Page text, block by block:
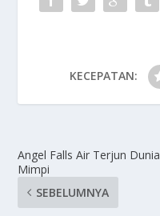
KECEPATAN:
Angel Falls Air Terjun Dunia
Mimpi
SEBELUMNYA